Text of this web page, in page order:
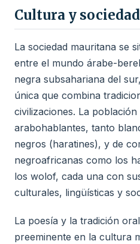
Cultura y sociedad
La sociedad mauritana se
entre el mundo árabe-
negra subsahariana del
única que combina
civilizaciones. La
arabohablantes, tanto
negros (haratines), y de
negroafricanas como los
los wolof, cada una con
culturales, lingüísticas y
La poesía y la tradición
preeminente en la cultura